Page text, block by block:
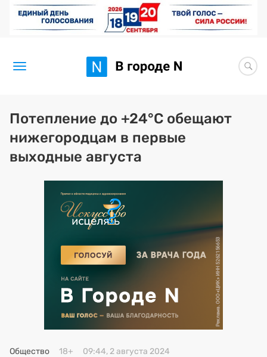
Новости
Статьи
Здоровье
BORЩ
Искусство исцелять
Премия 2025
Эксперты
Потепление до +24°C обещают
нижегородцам в первые
выходные августа
Общество 18+ 09:44, 2 августа 2024